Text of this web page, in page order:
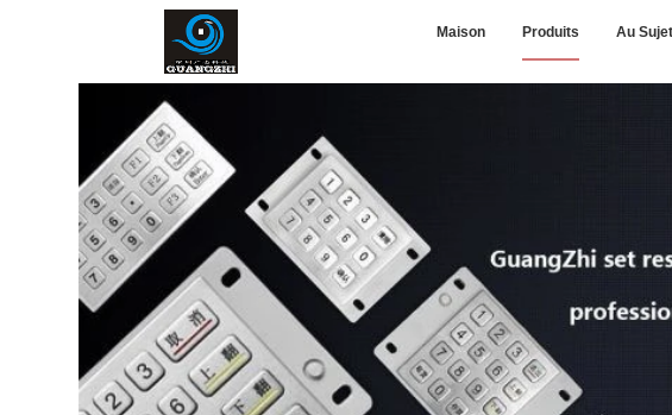
Maison Produits Au